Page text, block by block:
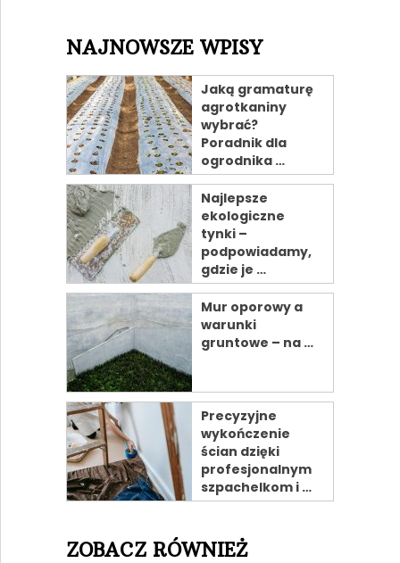
NAJNOWSZE WPISY
Jaką gramaturę
agrotkaniny
wybrać?
Poradnik dla
ogrodnika …
Najlepsze
ekologiczne
tynki –
podpowiadamy,
gdzie je …
Mur oporowy a
warunki
gruntowe – na …
Precyzyjne
wykończenie
ścian dzięki
profesjonalnym
szpachelkom i …
ZOBACZ RÓWNIEŻ